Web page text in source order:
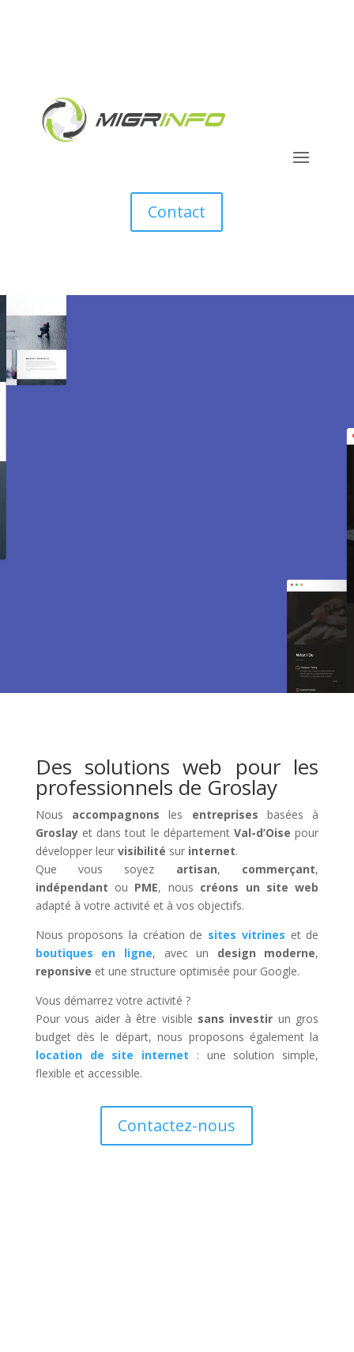
Contact
Création de site internet
Des solutions web pour les
professionnels de Groslay
Nous accompagnons les entreprises basées à
Groslayet dans tout le départementVal-d’Oise pour
développer leur visibilité sur internet.
Que vous soyez artisan, commerçant,
indépendant ou PME, nous créons un site web
adapté à votre activité et à vos objectifs.
Nous proposons la création de sites vitrines et de
boutiques en ligne, avec un design moderne,
reponsive et une structure optimisée pour Google.
Vous démarrez votre activité ?
Pour vous aider à être visible sans investir un gros
budget dès le départ, nous proposons également la
location de site internet : une solution simple,
flexible et accessible.
Contactez-nous